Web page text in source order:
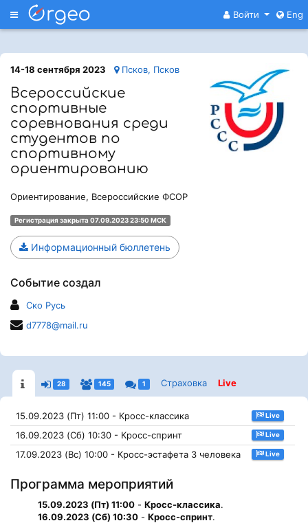
Меню Войти Eng
14-18 сентября 2023 Псков, Псков
Всероссийские
спортивные
соревнования среди
студентов по
спортивному
ориентированию
Ориентирование, Всероссийские ФСОР
Регистрация закрыта 07.09.2023 23:50 МСК
Информационный бюллетень
Событие создал
Ско Русь
d7778@mail.ru
28 145 1 Страховка Live
15.09.2023 (Пт) 11:00 - Кросс-классика Live
16.09.2023 (Сб) 10:30 - Кросс-спринт Live
17.09.2023 (Вс) 10:00 - Кросс-эстафета 3 человека Live
Программа мероприятий
15.09.2023 (Пт) 11:00 - Кросс-классика.
16.09.2023 (Сб) 10:30 - Кросс-спринт.